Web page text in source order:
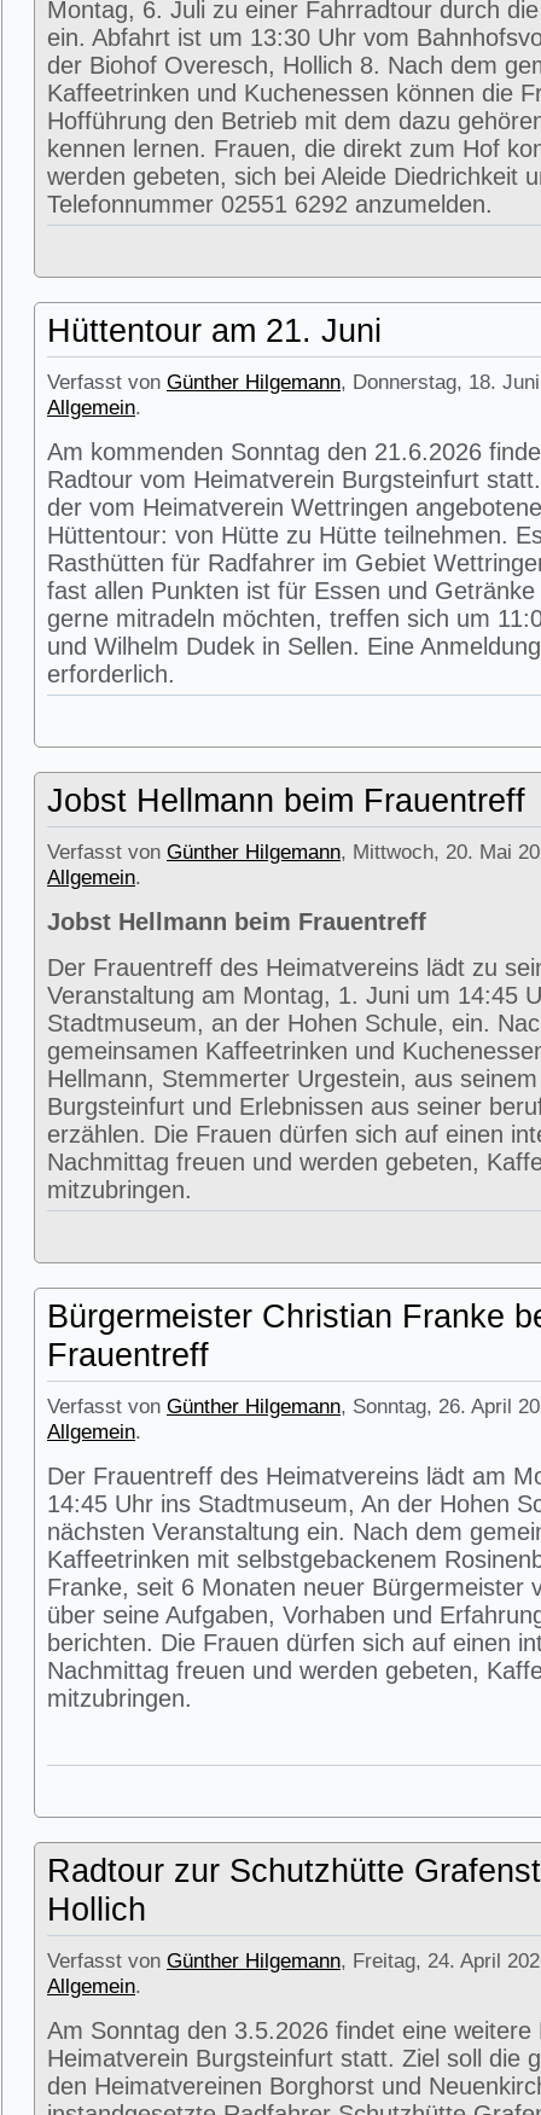
Montag, 6. Juli zu einer Fahrradtour durch
ein. Abfahrt ist um 13:30 Uhr vom
der Biohof Overesch, Hollich 8. Nach dem
Kaffeetrinken und Kuchenessen können die
Hofführung den Betrieb mit dem dazu
kennen lernen. Frauen, die direkt zum Hof
werden gebeten, sich bei Aleide Diedrichkeit
Telefonnummer 02551 6292 anzumelden.
Hüttentour am 21. Juni
Verfasst von Günther Hilgemann, Donnerstag, 18.
Allgemein.
Am kommenden Sonntag den 21.6.2026
Radtour vom Heimatverein Burgsteinfurt
der vom Heimatverein Wettringen
Hüttentour: von Hütte zu Hütte teilnehmen.
Rasthütten für Radfahrer im Gebiet
fast allen Punkten ist für Essen und
gerne mitradeln möchten, treffen sich um
und Wilhelm Dudek in Sellen. Eine
erforderlich.
Jobst Hellmann beim Frauentreff
Verfasst von Günther Hilgemann, Mittwoch, 20. Mai
Allgemein.
Jobst Hellmann beim Frauentreff
Der Frauentreff des Heimatvereins lädt zu
Veranstaltung am Montag, 1. Juni um 14:45
Stadtmuseum, an der Hohen Schule, ein.
gemeinsamen Kaffeetrinken und
Hellmann, Stemmerter Urgestein, aus
Burgsteinfurt und Erlebnissen aus seiner
erzählen. Die Frauen dürfen sich auf einen
Nachmittag freuen und werden gebeten,
mitzubringen.
Bürgermeister Christian Franke
Frauentreff
Verfasst von Günther Hilgemann, Sonntag, 26. April
Allgemein.
Der Frauentreff des Heimatvereins lädt am
14:45 Uhr ins Stadtmuseum, An der Hohen
nächsten Veranstaltung ein. Nach dem
Kaffeetrinken mit selbstgebackenem
Franke, seit 6 Monaten neuer Bürgermeister
über seine Aufgaben, Vorhaben und
berichten. Die Frauen dürfen sich auf einen
Nachmittag freuen und werden gebeten,
mitzubringen.
Radtour zur Schutzhütte
Hollich
Verfasst von Günther Hilgemann, Freitag, 24. April
Allgemein.
Am Sonntag den 3.5.2026 findet eine weitere
Heimatverein Burgsteinfurt statt. Ziel soll die
den Heimatvereinen Borghorst und